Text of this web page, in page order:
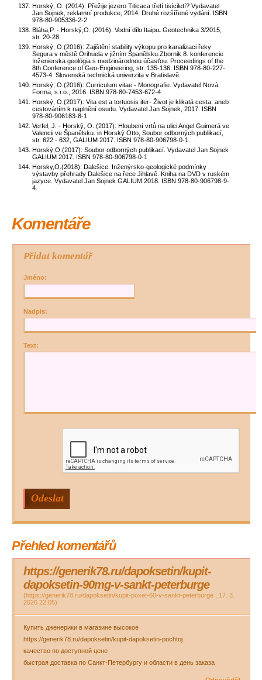
Horský, O. (2014): Přežije jezero Titicaca třetí tisíciletí? Vydavatel
Jan Sojnek, reklamní produkce, 2014. Druhé rozšířené vydání. ISBN
978-80-905336-2-2
Bláha,P. - Horský,O. (2016): Vodní dílo Itaipu. Geotechnika 3/2015,
str. 20-28.
Horský, O.(2016): Zajištění stability výkopu pro kanalizaci řeky
Segura v městě Orihuela v jižním Španělsku.Zbornik 8. konferencie
Inženierska geológia s medzinárodnou účasťou. Proceedings of the
8th Conference of Geo-Engineering, str. 135-136. ISBN 978-80-227-
4573-4. Slovenská technická univerzita v Bratislavě.
Horský, O.(2016): Curriculum vitae - Monografie. Vydavatel Nová
Forma, s.r.o., 2016. ISBN 978-80-7453-672-4
Horský, O.(2017): Vita est a tortuosis iter- Život je klikatá cesta, aneb
cestováním k naplnění osudu. Vydavatel Jan Sojnek, 2017. ISBN
978-80-906183-8-1.
Verfel, J. - Horský, O. (2017): Hloubení vrtů na ulici Angel Guimerá ve
Valencii ve Španělsku. in Horský Otto, Soubor odborných publikací,
str. 622 - 632, GALIUM 2017. ISBN 978-80-906798-0-1.
Horský,O.(2017): Soubor odborných publikací. Vydavatel Jan Sojnek
GALIUM 2017. ISBN 978-80-906798-0-1
Horsky,O.(2018): Dalešice. Inženýrsko-geologické podmínky
výstavby přehrady Dalešice na řece Jihlavě. Kniha na DVD v ruském
jazyce. Vydavatel Jan Sojnek GALIUM 2018. ISBN 978-80-906798-9-
4.
Komentáře
Přidat komentář
Jméno:
Nadpis:
Text:
Přehled komentářů
https://generik78.ru/dapoksetin/kupit-
dapoksetin-90mg-v-sankt-peterburge
(https://generik78.ru/dapoksetin/kupit-poxet-60-v-sankt-peterburge
17. 3.
2026 22:05)
Купить дженерики в магазине высокое
https://generik78.ru/dapoksetin/kupit-dapoksetin-pochtoj
качество по доступной цене
быстрая доставка по Санкт-Петербургу и области в день заказа